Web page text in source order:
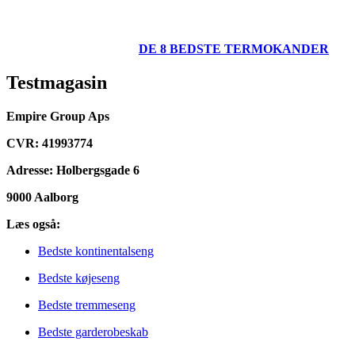
DE 8 BEDSTE TERMOKANDER
Testmagasin
Empire Group Aps
CVR: 41993774
Adresse: Holbergsgade 6
9000 Aalborg
Læs også:
Bedste kontinentalseng
Bedste køjeseng
Bedste tremmeseng
Bedste garderobeskab